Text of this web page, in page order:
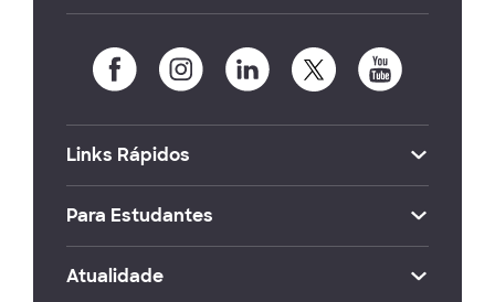
Links Rápidos
Para Estudantes
Atualidade